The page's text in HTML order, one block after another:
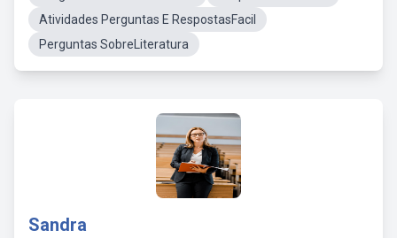
Atividades Perguntas E RespostasFacil
Perguntas SobreLiteratura
Sandra